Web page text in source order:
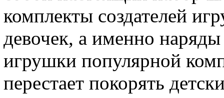
комплекты создателей
девочек, а именно
игрушки популярной
перестает покорять